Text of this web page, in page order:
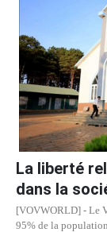
La liberté
dans la
[VOVWORLD] - Le
95% de la